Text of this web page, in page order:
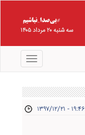
سه شنبه ۲۰ مرداد ۱۴۰۵
منو
۱۳۹۷/۱۲/۲۱ - ۱۹:۴۶